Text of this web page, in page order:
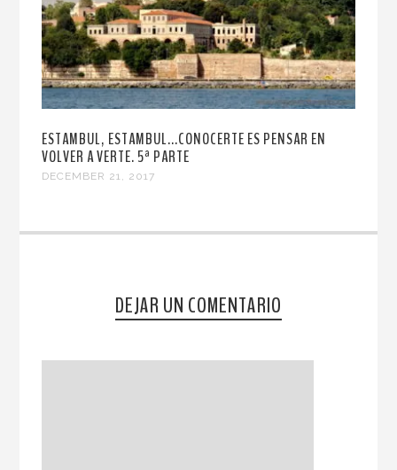
ESTAMBUL, ESTAMBUL...CONOCERTE ES PENSAR EN
VOLVER A VERTE. 5ª PARTE
DECEMBER 21, 2017
DEJAR UN COMENTARIO